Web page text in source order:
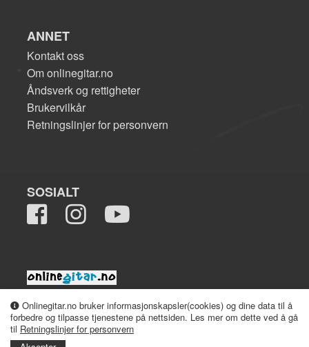
Onlinegitar.no bruker informasjonskapsler(cookies) og dine data til å
forbedre og tilpasse tjenestene på nettsiden. Les mer om dette ved å gå
til Retningslinjer for personvern
ANNET
Kontakt oss
Om onlinegitar.no
Åndsverk og rettigheter
Brukervilkår
Retningslinjer for personvern
SOSIALT
2008-2026 onlinegitar.no